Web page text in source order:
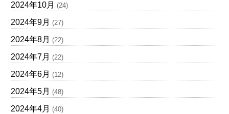
2024年10月 (24)
2024年9月 (27)
2024年8月 (22)
2024年7月 (22)
2024年6月 (12)
2024年5月 (48)
2024年4月 (40)